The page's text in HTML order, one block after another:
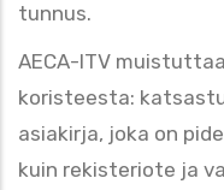
tunnus.
AECA-ITV
koristeesta:
asiakirja, joka on
kuin rekisteriote ja